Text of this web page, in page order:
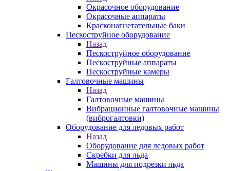
Окрасочное оборудование
Окрасочные аппараты
Красконагнетательные баки
Пескоструйное оборудование
Назад
Пескоструйное оборудование
Пескоструйные аппараты
Пескоструйные камеры
Галтовочные машины
Назад
Галтовочные машины
Вибрационные галтовочные машины
(виброгалтовки)
Оборудование для ледовых работ
Назад
Оборудование для ледовых работ
Скребки для льда
Машины для подрезки льда